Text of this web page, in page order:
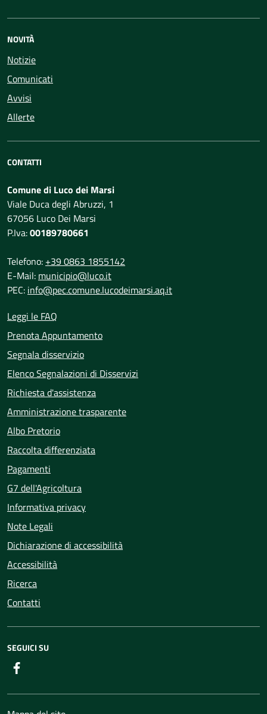
NOVITÀ
Notizie
Comunicati
Avvisi
Allerte
CONTATTI
Comune di Luco dei Marsi
Viale Duca degli Abruzzi, 1
67056 Luco Dei Marsi
P.Iva:00189780661
Telefono: +39 0863 1855142
E-Mail: municipio@luco.it
PEC: info@pec.comune.lucodeimarsi.aq.it
Leggi le FAQ
Prenota Appuntamento
Segnala disservizio
Elenco Segnalazioni di Disservizi
Richiesta d'assistenza
Amministrazione trasparente
Albo Pretorio
Raccolta differenziata
Pagamenti
G7 dell'Agricoltura
Informativa privacy
Note Legali
Dichiarazione di accessibilità
Accessibilità
Ricerca
Contatti
SEGUICI SU